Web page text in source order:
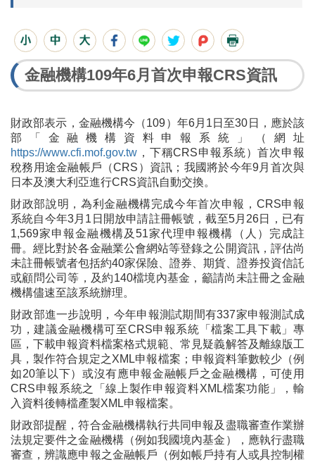
金融機構109年6月首次申報CRS資訊
財政部表示，金融機構今（109）年6月1日至30日，應於該
部「金融機構資料申報系統」（網址
https://www.cfi.mof.gov.tw ，下稱CRS申報系統）首次申報
稅務用途金融帳戶（CRS）資訊；我國將於今年9月首次與
日本及澳大利亞進行CRS資訊自動交換。
財政部說明，為利金融機構完成今年首次申報，CRS申報
系統自今年3月1日開放申請註冊帳號，截至5月26日，已有
1,569家申報金融機構及51家代理申報機構（人）完成註
冊。經比對於各金融業公會網站等登錄之公開資訊，評估尚
未註冊帳號者包括約40家保險、證券、期貨、證券投資信託
或顧問公司等，及約140檔境內基金，籲請尚未註冊之金融
機構儘速至該系統辦理。
財政部進一步說明，今年申報測試期間有337家申報測試成
功，建議金融機構可至CRS申報系統「檔案工具下載」專
區，下載申報資料檔案格式規範、常見疑義解答及離線版工
具，製作符合規定之XML申報檔案；申報資料筆數較少（例
如20筆以下）或沒有應申報金融帳戶之金融機構，可使用
CRS申報系統之「線上製作申報資料XML檔案功能」，輸
入資料後轉檔產製XML申報檔案。
財政部提醒，符合金融機構執行共同申報及盡職審查作業辦
法規定要件之金融機構（例如我國境內基金），應執行盡職
審查，辨識應申報之金融帳戶（例如帳戶持有人或具控制權